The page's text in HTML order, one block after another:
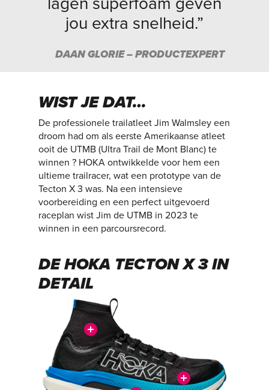
jou extra snelheid.”
DAAN GLORIE – PRODUCTEXPERT
WIST JE DAT…
De professionele trailatleet Jim Walmsley een
droom had om als eerste Amerikaanse atleet
ooit de UTMB (Ultra Trail de Mont Blanc) te
winnen ? HOKA ontwikkelde voor hem een
ultieme trailracer, wat een prototype van de
Tecton X 3 was. Na een intensieve
voorbereiding en een perfect uitgevoerd
raceplan wist Jim de UTMB in 2023 te
winnen in een parcoursrecord.
DE HOKA TECTON X 3 IN
DETAIL